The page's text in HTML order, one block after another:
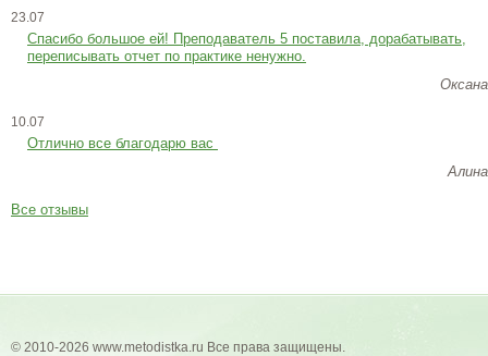
23.07
Cпасибо большое ей! Преподаватель 5 поставила, дорабатывать,
переписывать отчет по практике ненужно.
Оксана
10.07
Отлично все благодарю вас
Алина
Все отзывы
© 2010-2026 www.metodistka.ru Все права защищены.